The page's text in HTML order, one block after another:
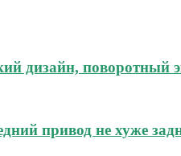
дизайн, поворотный
привод не хуже